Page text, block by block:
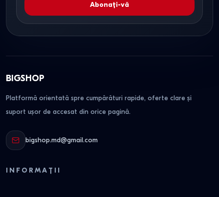
Abonați-vă
BIGSHOP
Platformă orientată spre cumpărături rapide, oferte clare și
suport ușor de accesat din orice pagină.
bigshop.md@gmail.com
INFORMAȚII